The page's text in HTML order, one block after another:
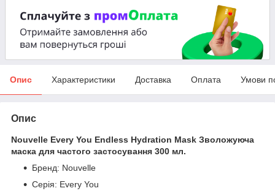
Опис Характеристики Доставка Оплата Умови
Опис
Nouvelle Every You Endless Hydration Mask Зволожуюча
маска для частого застосування 300 мл.
Бренд: Nouvelle
Серія: Every You